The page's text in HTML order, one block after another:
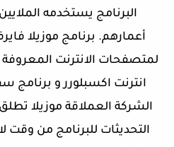
البرنامج يستخدمه
أعمارهم. برنامج موزيلا
لمتصفحات الانترنت
انترنت اكسبلورر و برنامج
الشركة العملاقة موزيلا
التحديثات للبرنامج من وقت